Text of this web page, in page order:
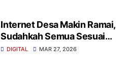
Internet Desa Makin Ramai,
Sudahkah Semua Sesuai
Aturan?
DIGITAL MAR 27, 2026